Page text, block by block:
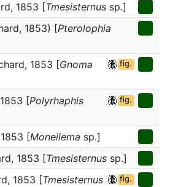
1853 [Tmesisternus sp.]
1853) [Pterolophia
1853 [Gnoma
fig.
[Polyrhaphis
fig.
[Moneilema sp.]
1853 [Tmesisternus sp.]
1853 [Tmesisternus
fig.